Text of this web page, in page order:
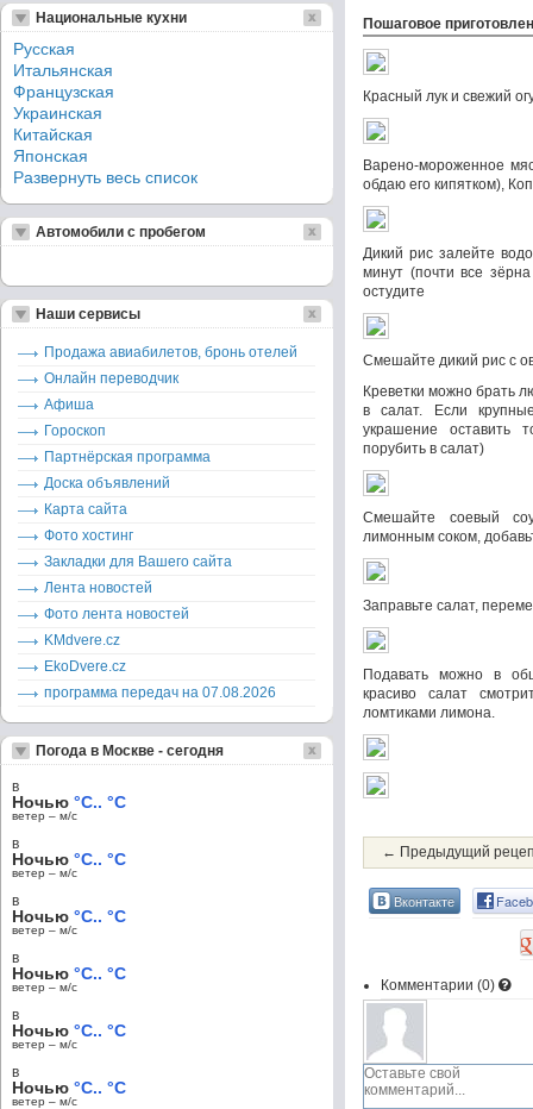
Пошаговое
Красный лук и свежий
Варено-мороженное
обдаю его кипятком),
Дикий рис залейте
минут (почти все
остудите
Смешайте дикий рис с
Креветки можно брать
в салат. Если
украшение оставить
порубить в салат)
Смешайте соевый
лимонным соком,
Заправьте салат,
Подавать можно в
красиво салат
ломтиками лимона.
← Предыдущий
Вконтакте
Комментарии (0)
Национальные кухни
Русская
Итальянская
Французская
Украинская
Китайская
Японская
Развернуть весь список
Автомобили с пробегом
Наши сервисы
Продажа авиабилетов, бронь отелей
Онлайн переводчик
Афиша
Гороскоп
Партнёрская программа
Доска объявлений
Карта сайта
Фото хостинг
Закладки для Вашего сайта
Лента новостей
Фото лента новостей
KMdvere.cz
EkoDvere.cz
программа передач на 07.08.2026
Погода в Москве - сегодня
в
Ночью °C.. °C
ветер – м/c
в
Ночью °C.. °C
ветер – м/c
в
Ночью °C.. °C
ветер – м/c
в
Ночью °C.. °C
ветер – м/c
в
Ночью °C.. °C
ветер – м/c
в
Ночью °C.. °C
ветер – м/c